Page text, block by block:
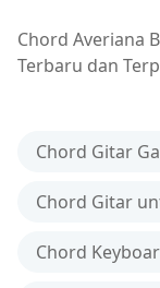
Chord Averiana
Terbaru dan
Chord Gitar
Chord Gitar
Chord